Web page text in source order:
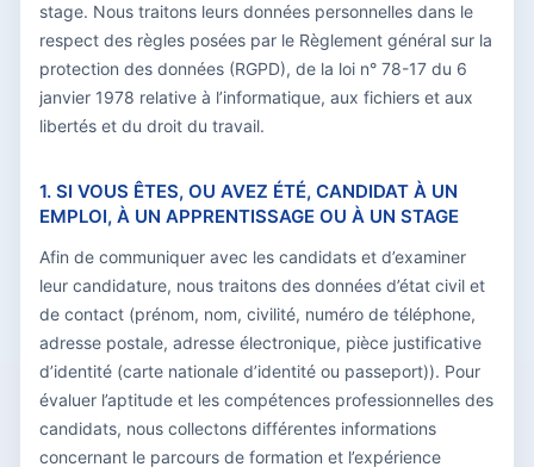
stage. Nous traitons leurs données personnelles dans le
respect des règles posées par le Règlement général sur la
protection des données (RGPD), de la loi n° 78-17 du 6
janvier 1978 relative à l’informatique, aux fichiers et aux
libertés et du droit du travail.
1. SI VOUS ÊTES, OU AVEZ ÉTÉ, CANDIDAT À UN
EMPLOI, À UN APPRENTISSAGE OU À UN STAGE
Afin de communiquer avec les candidats et d’examiner
leur candidature, nous traitons des données d’état civil et
de contact (prénom, nom, civilité, numéro de téléphone,
adresse postale, adresse électronique, pièce justificative
d’identité (carte nationale d’identité ou passeport)). Pour
évaluer l’aptitude et les compétences professionnelles des
candidats, nous collectons différentes informations
concernant le parcours de formation et l’expérience